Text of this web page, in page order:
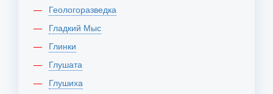
Геологоразведка
Гладкий Мыс
Глинки
Глушата
Глушиха